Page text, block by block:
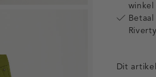
winkel
Dit